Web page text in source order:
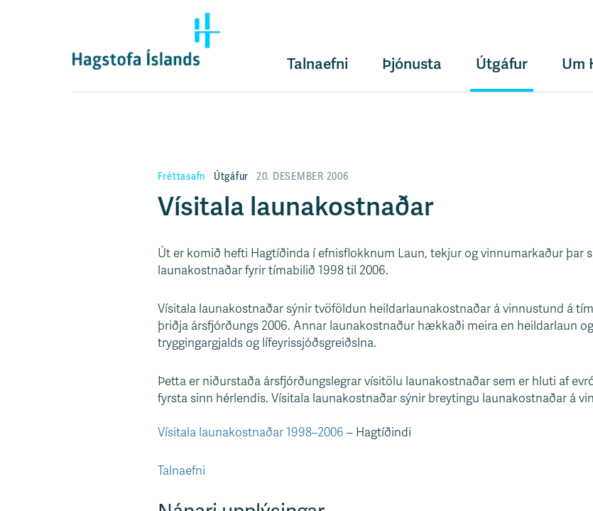
Talnaefni Þjónusta Útgáfur Um
Fréttasafn Útgáfur 20. DESEMBER 2006
Vísitala launakostnaðar
Út er komið hefti Hagtíðinda í efnisflokknum Laun, tekjur og vinnumarkaður þar
launakostnaðar fyrir tímabilið 1998 til 2006.
Vísitala launakostnaðar sýnir tvöföldun heildarlaunakostnaðar á vinnustund á
þriðja ársfjórðungs 2006. Annar launakostnaður hækkaði meira en heildarlaun
tryggingargjalds og lífeyrissjóðsgreiðslna.
Þetta er niðurstaða ársfjórðungslegrar vísitölu launakostnaðar sem er hluti af
fyrsta sinn hérlendis. Vísitala launakostnaðar sýnir breytingu launakostnaðar á
Vísitala launakostnaðar 1998–2006 – Hagtíðindi
Talnaefni